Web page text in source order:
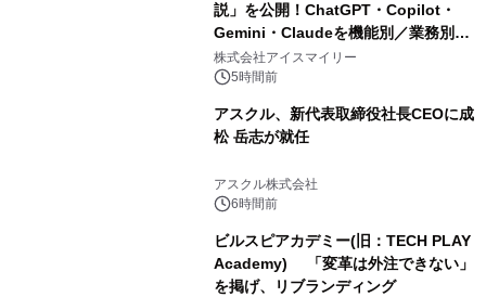
説」を公開！ChatGPT・Copilot・
Gemini・Claudeを機能別／業務別に
比較―自社に合う生成AIの選び方がわ
かる実践ガイド
株式会社アイスマイリー
5時間前
アスクル、新代表取締役社長CEOに成
松 岳志が就任
アスクル株式会社
6時間前
ビルスピアカデミー(旧：TECH PLAY
Academy) 「変革は外注できない」
を掲げ、リブランディング